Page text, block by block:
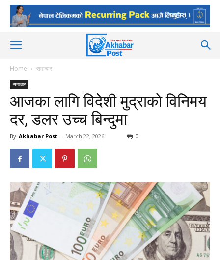
Home समाचार
समाचार
आजका लागि विदेशी मुद्राको विनिमय
दर, डलर उच्च बिन्दुमा
By Akhabar Post - March 22, 2026 0